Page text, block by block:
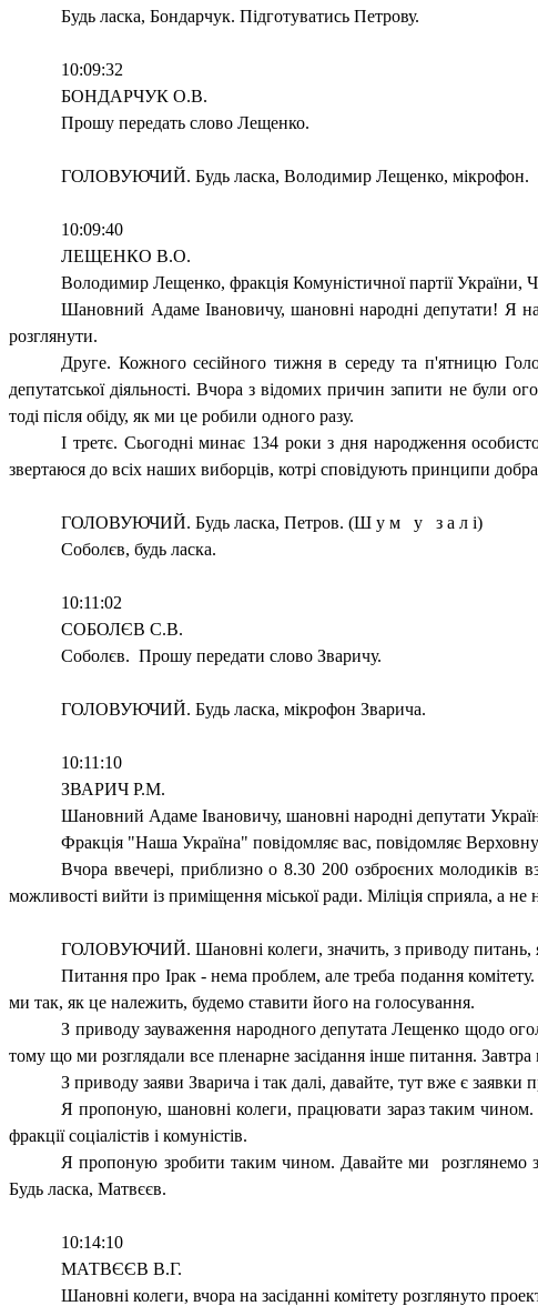
Будь ласка, Бондарчук. Підготуватись Петрову.
10:09:32
БОНДАРЧУК О.В.
Прошу передать слово Лещенко.
ГОЛОВУЮЧИЙ. Будь ласка, Володимир Лещенко, мікрофон.
10:09:40
ЛЕЩЕНКО В.О.
Володимир Лещенко, фракція Комуністичної партії України,
Шановний Адаме Івановичу, шановні народні депутати! Я
розглянути.
Друге. Кожного сесійного тижня в середу та п'ятницю
депутатської діяльності. Вчора з відомих причин запити не були
тоді після обіду, як ми це робили одного разу.
І третє. Сьогодні минає 134 роки з дня народження
звертаюся до всіх наших виборців, котрі сповідують принципи
ГОЛОВУЮЧИЙ. Будь ласка, Петров. (Ш у м у
з а л і)
Соболєв, будь ласка.
10:11:02
СОБОЛЄВ С.В.
Соболєв. Прошу передати слово Зваричу.
ГОЛОВУЮЧИЙ. Будь ласка, мікрофон Зварича.
10:11:10
ЗВАРИЧ Р.М.
Шановний Адаме Івановичу, шановні народні депутати
Фракція "Наша Україна" повідомляє вас, повідомляє
Вчора ввечері, приблизно о 8.30 200 озброєних молодиків
можливості вийти із приміщення міської ради. Міліція сприяла, а
ГОЛОВУЮЧИЙ. Шановні колеги, значить, з приводу питань,
Питання про Ірак - нема проблем, але треба подання
ми так, як це належить, будемо ставити його на голосування.
З приводу зауваження народного депутата Лещенко щодо
тому що ми розглядали все пленарне засідання інше питання.
З приводу заяви Зварича і так далі, давайте, тут вже є
Я пропоную, шановні колеги, працювати зараз таким
фракції соціалістів і комуністів.
Я пропоную зробити таким чином. Давайте ми
розглянемо
Будь ласка, Матвєєв.
10:14:10
МАТВЄЄВ В.Г.
Шановні колеги, вчора на засіданні комітету розглянуто